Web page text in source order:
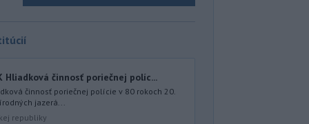
Hliadková činnosť poriečnej políc...
činnosť poriečnej polície v 80 rokoch 20.
jazerá...
republiky